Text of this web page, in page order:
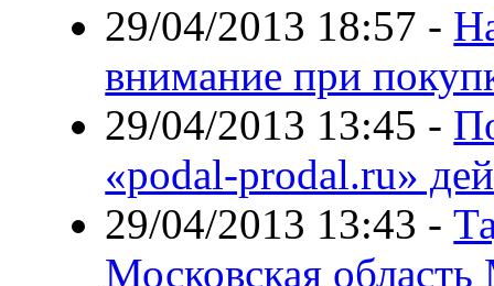
29/04/2013 18:57 -
внимание при
29/04/2013 13:45 -
«podal-prodal.ru»
29/04/2013 13:43 -
Московская